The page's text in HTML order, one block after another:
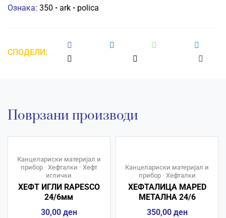
Ознака: 350 • ark• polica
СПОДЕЛИ:
Поврзани производи
Канцелариски материјал и
прибор• Хефталки • Хефт
иглички
ХЕФТ ИГЛИ RAPESCO
24/6мм
30,00 ден
Канцелариски материјал и
прибор• Хефталки
ХЕФТАЛИЦА MAPED
МЕТАЛНА 24/6
350,00 ден